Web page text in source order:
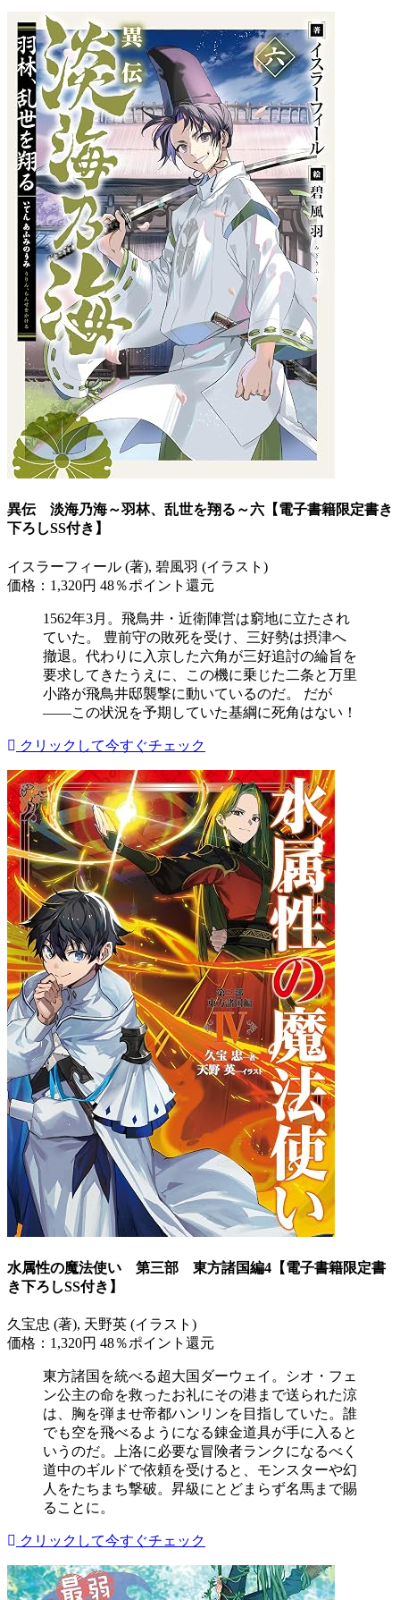
異伝 淡海乃海～羽林、乱世を翔る～六【電子書籍限定書き
下ろしSS付き】
イスラーフィール (著), 碧風羽 (イラスト)
価格：1,320円 48％ポイント還元
1562年3月。飛鳥井・近衛陣営は窮地に立たされ
ていた。 豊前守の敗死を受け、三好勢は摂津へ
撤退。代わりに入京した六角が三好追討の綸旨を
要求してきたうえに、この機に乗じた二条と万里
小路が飛鳥井邸襲撃に動いているのだ。 だが
――この状況を予期していた基綱に死角はない！
クリックして今すぐチェック
水属性の魔法使い 第三部 東方諸国編4【電子書籍限定書
き下ろしSS付き】
久宝忠 (著), 天野英 (イラスト)
価格：1,320円 48％ポイント還元
東方諸国を統べる超大国ダーウェイ。シオ・フェ
ン公主の命を救ったお礼にその港まで送られた涼
は、胸を弾ませ帝都ハンリンを目指していた。誰
でも空を飛べるようになる錬金道具が手に入ると
いうのだ。上洛に必要な冒険者ランクになるべく
道中のギルドで依頼を受けると、モンスターや幻
人をたちまち撃破。昇級にとどまらず名馬まで賜
ることに。
クリックして今すぐチェック